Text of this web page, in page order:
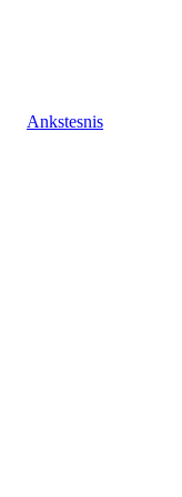
Ankstesnis